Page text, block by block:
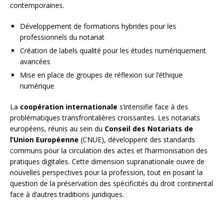
contemporaines.
Développement de formations hybrides pour les
professionnels du notariat
Création de labels qualité pour les études numériquement
avancées
Mise en place de groupes de réflexion sur l’éthique
numérique
La coopération internationale s’intensifie face à des
problématiques transfrontalières croissantes. Les notariats
européens, réunis au sein du Conseil des Notariats de
l’Union Européenne (CNUE), développent des standards
communs pour la circulation des actes et l’harmonisation des
pratiques digitales. Cette dimension supranationale ouvre de
nouvelles perspectives pour la profession, tout en posant la
question de la préservation des spécificités du droit continental
face à d’autres traditions juridiques.